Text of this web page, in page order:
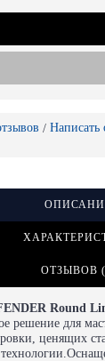
/ Написать
ОТЗЫВОВ
Round
решение для
ценящих